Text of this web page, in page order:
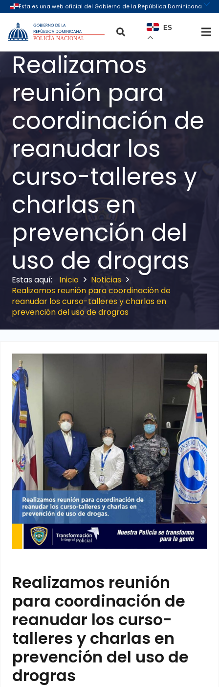
ES
Realizamos
reunión para
coordinación de
reanudar los
curso-talleres y
charlas en
prevención del
uso de drogras
Inicio
Noticias
Realizamos reunión para coordinación de
reanudar los curso-talleres y charlas en
prevención del uso de drogras
Realizamos reunión
para coordinación de
reanudar los curso-
talleres y charlas en
prevención del uso de
drogras